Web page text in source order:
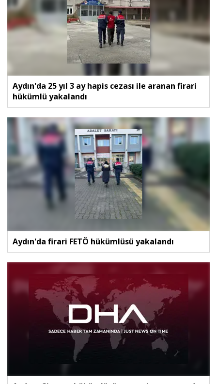
Aydın'da 25 yıl 3 ay hapis cezası ile aranan firari
hükümlü yakalandı
Aydın'da firari FETÖ hükümlüsü yakalandı